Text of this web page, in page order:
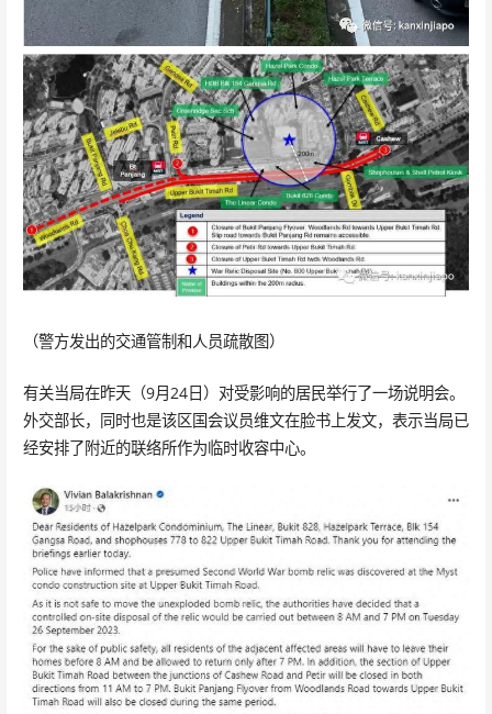
（警方发出的交通管制和人员疏散图）
有关当局在昨天（9月24日）对受影响的居民举行了一场说明会。
外交部长，同时也是该区国会议员维文在脸书上发文，表示当局已
经安排了附近的联络所作为临时收容中心。